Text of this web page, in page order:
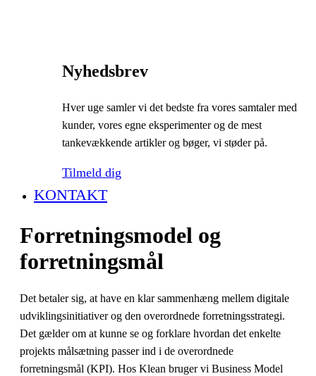
Nyhedsbrev
Hver uge samler vi det bedste fra vores samtaler med
kunder, vores egne eksperimenter og de mest
tankevækkende artikler og bøger, vi støder på.
Tilmeld dig
KONTAKT
Forretningsmodel og
forretningsmål
Det betaler sig, at have en klar sammenhæng mellem digitale
udviklingsinitiativer og den overordnede forretningsstrategi.
Det gælder om at kunne se og forklare hvordan det enkelte
projekts målsætning passer ind i de overordnede
forretningsmål (KPI). Hos Klean bruger vi Business Model